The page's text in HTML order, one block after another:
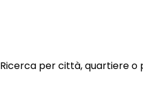
Ricerca per città, quartiere o